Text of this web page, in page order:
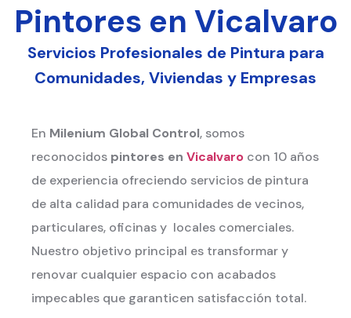
Pintores en Vicalvaro
Servicios Profesionales de Pintura para
Comunidades, Viviendas y Empresas
En Milenium Global Control, somos
reconocidos pintores en Vicalvaro con 10 años
de experiencia ofreciendo servicios de pintura
de alta calidad para comunidades de vecinos,
particulares, oficinas y locales comerciales.
Nuestro objetivo principal es transformar y
renovar cualquier espacio con acabados
impecables que garanticen satisfacción total.